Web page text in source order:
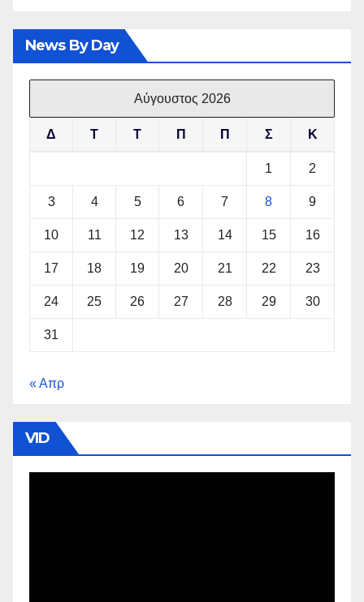
News By Day
Αύγουστος 2026
Δ Τ Τ Π Π Σ Κ
1 2
3 4 5 6 7 8 9
10 11 12 13 14 15 16
17 18 19 20 21 22 23
24 25 26 27 28 29 30
31
« Απρ
VID